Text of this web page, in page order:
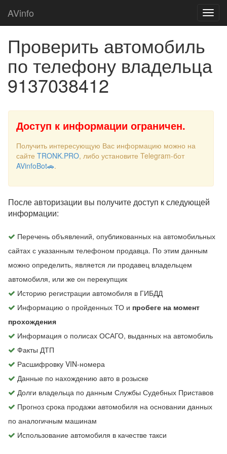
AVinfo
Проверить автомобиль
по телефону владельца
9137038412
Доступ к информации ограничен.
Получить интересующую Вас информацию можно на
сайте TRONK.PRO, либо установите Telegram-бот
AVinfoBot🚗.
После авторизации вы получите доступ к следующей
информации:
Перечень объявлений, опубликованных на автомобильных
сайтах с указанным телефоном продавца. По этим данным
можно определить, является ли продавец владельцем
автомобиля, или же он перекупщик
Историю регистрации автомобиля в ГИБДД
Информацию о пройденных ТО и пробеге на момент
прохождения
Информация о полисах ОСАГО, выданных на автомобиль
Факты ДТП
Расшифровку VIN-номера
Данные по нахождению авто в розыске
Долги владельца по данным Службы Судебных Приставов
Прогноз срока продажи автомобиля на основании данных
по аналогичным машинам
Использование автомобиля в качестве такси